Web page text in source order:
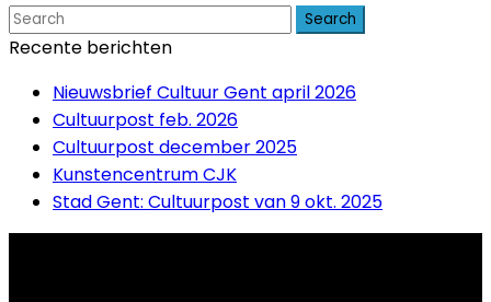
Search
Recente berichten
Nieuwsbrief Cultuur Gent april 2026
Cultuurpost feb. 2026
Cultuurpost december 2025
Kunstencentrum CJK
Stad Gent: Cultuurpost van 9 okt. 2025